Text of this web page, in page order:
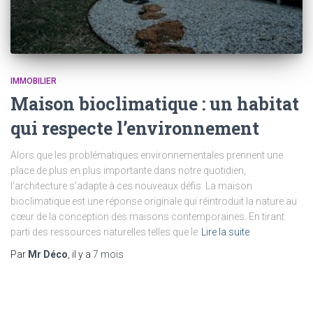
IMMOBILIER
Maison bioclimatique : un habitat
qui respecte l’environnement
Alors que les problématiques environnementales prennent une
place de plus en plus importante dans notre quotidien,
l’architecture s’adapte à ces nouveaux défis. La maison
bioclimatique est une réponse originale qui réintroduit la nature au
cœur de la conception des maisons contemporaines. En tirant
parti des ressources naturelles telles que le
Lire la suite
Par Mr Déco , il y a 7 mois